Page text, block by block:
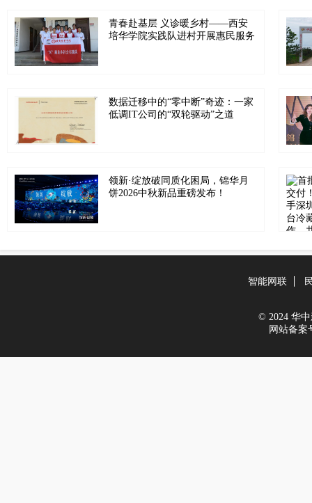
青春赴基层 义诊暖乡村——西安
培华学院实践队进村开展惠民服务
数据迁移中的“零中断”奇迹：一家
低调IT公司的“双轮驱动”之道
领新·绽放破同质化困局，锦华月
饼2026中秋新品重磅发布！
智能网联
© 2024 华中
网站备案